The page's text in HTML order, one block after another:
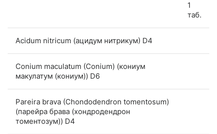
1
таб.
Acidum nitricum (ацидум нитрикум) D4
Conium maculatum (Conium) (кониум
макулатум (кониум)) D6
Pareira brava (Chondodendron tomentosum)
(парейра брава (хондродендрон
томентозум)) D4